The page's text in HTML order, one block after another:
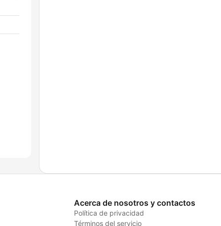
Acerca de nosotros y contactos
Política de privacidad
Términos del servicio